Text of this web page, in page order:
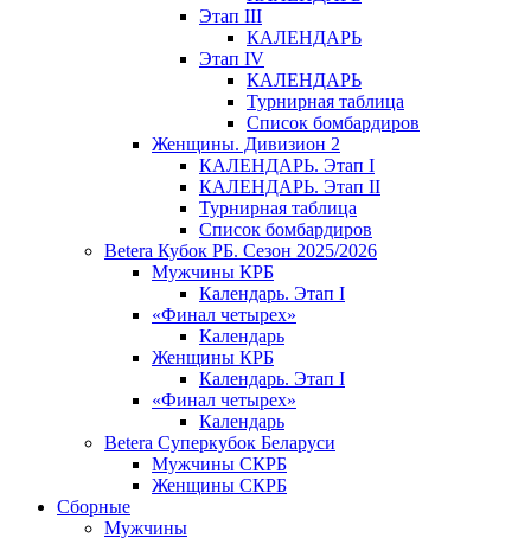
Этап III
КАЛЕНДАРЬ
Этап IV
КАЛЕНДАРЬ
Турнирная таблица
Список бомбардиров
Женщины. Дивизион 2
КАЛЕНДАРЬ. Этап I
КАЛЕНДАРЬ. Этап II
Турнирная таблица
Список бомбардиров
Betera Кубок РБ. Сезон 2025/2026
Мужчины КРБ
Календарь. Этап I
«Финал четырех»
Календарь
Женщины КРБ
Календарь. Этап I
«Финал четырех»
Календарь
Betera Суперкубок Беларуси
Мужчины СКРБ
Женщины СКРБ
Сборные
Мужчины